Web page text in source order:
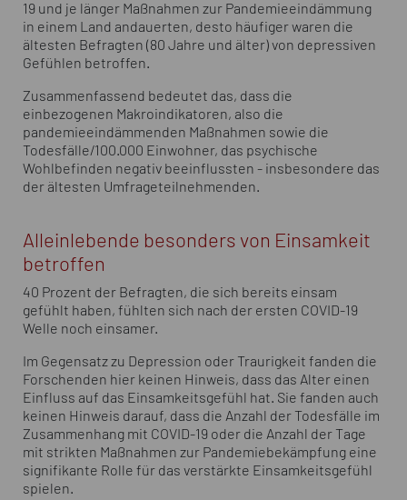
19 und je länger Maßnahmen zur Pandemieeindämmung
in einem Land andauerten, desto häufiger waren die
ältesten Befragten (80 Jahre und älter) von depressiven
Gefühlen betroffen.
Zusammenfassend bedeutet das, dass die
einbezogenen Makroindikatoren, also die
pandemieeindämmenden Maßnahmen sowie die
Todesfälle/100.000 Einwohner, das psychische
Wohlbefinden negativ beeinflussten - insbesondere das
der ältesten Umfrageteilnehmenden.
Alleinlebende besonders von Einsamkeit
betroffen
40 Prozent der Befragten, die sich bereits einsam
gefühlt haben, fühlten sich nach der ersten COVID-19
Welle noch einsamer.
Im Gegensatz zu Depression oder Traurigkeit fanden die
Forschenden hier keinen Hinweis, dass das Alter einen
Einfluss auf das Einsamkeitsgefühl hat. Sie fanden auch
keinen Hinweis darauf, dass die Anzahl der Todesfälle im
Zusammenhang mit COVID-19 oder die Anzahl der Tage
mit strikten Maßnahmen zur Pandemiebekämpfung eine
signifikante Rolle für das verstärkte Einsamkeitsgefühl
spielen.